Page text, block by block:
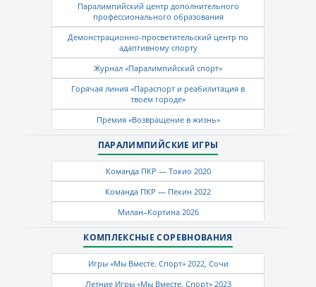
Паралимпийский центр дополнительного
профессионального образования
Демонстрационно-просветительский центр по
адаптивному спорту
Журнал «Паралимпийский спорт»
Горячая линия «Параспорт и реабилитация в
твоем городе»
Премия «Возвращение в жизнь»
ПАРАЛИМПИЙСКИЕ ИГРЫ
Команда ПКР — Токио 2020
Команда ПКР — Пекин 2022
Милан–Кортина 2026
КОМПЛЕКСНЫЕ СОРЕВНОВАНИЯ
Игры «Мы Вместе. Спорт» 2022, Сочи
Летние Игры «Мы Вместе. Спорт» 2023